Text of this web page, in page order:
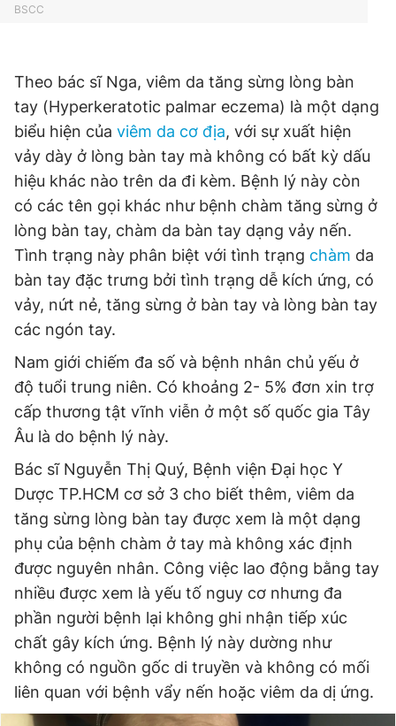
BSCC
Theo bác sĩ Nga, viêm da tăng sừng lòng bàn
tay (Hyperkeratotic palmar eczema) là một dạng
biểu hiện của viêm da cơ địa, với sự xuất hiện
vảy dày ở lòng bàn tay mà không có bất kỳ dấu
hiệu khác nào trên da đi kèm. Bệnh lý này còn
có các tên gọi khác như bệnh chàm tăng sừng ở
lòng bàn tay, chàm da bàn tay dạng vảy nến.
Tình trạng này phân biệt với tình trạng chàm da
bàn tay đặc trưng bởi tình trạng dễ kích ứng, có
vảy, nứt nẻ, tăng sừng ở bàn tay và lòng bàn tay
các ngón tay.
Nam giới chiếm đa số và bệnh nhân chủ yếu ở
độ tuổi trung niên. Có khoảng 2- 5% đơn xin trợ
cấp thương tật vĩnh viễn ở một số quốc gia Tây
Âu là do bệnh lý này.
Bác sĩ Nguyễn Thị Quý, Bệnh viện Đại học Y
Dược TP.HCM cơ sở 3 cho biết thêm, viêm da
tăng sừng lòng bàn tay được xem là một dạng
phụ của bệnh chàm ở tay mà không xác định
được nguyên nhân. Công việc lao động bằng tay
nhiều được xem là yếu tố nguy cơ nhưng đa
phần người bệnh lại không ghi nhận tiếp xúc
chất gây kích ứng. Bệnh lý này dường như
không có nguồn gốc di truyền và không có mối
liên quan với bệnh vẩy nến hoặc viêm da dị ứng.